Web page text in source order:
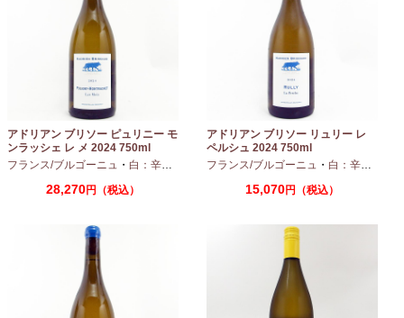
アドリアン ブリソー ピュリニー モ
ンラッシェ レ メ 2024 750ml
フランス/ブルゴーニュ ・ 白：辛口 シャルドネ
28,270円（税込）
アドリアン ブリソー リュリー レ
ペルシュ 2024 750ml
フランス/ブルゴーニュ ・ 白：辛口
15,070円（税込）